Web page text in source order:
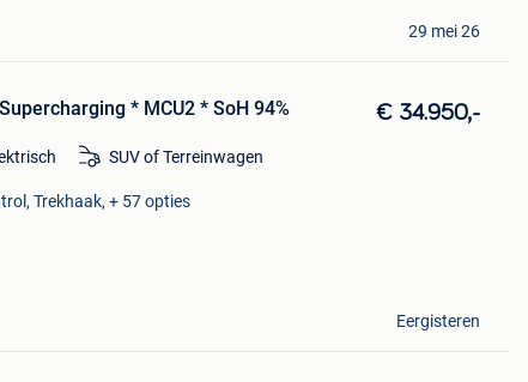
29 mei 26
* MCU2 * SoH 94% € 34.950,-
SUV of Terreinwagen
Trekhaak, + 57 opties
Eergisteren